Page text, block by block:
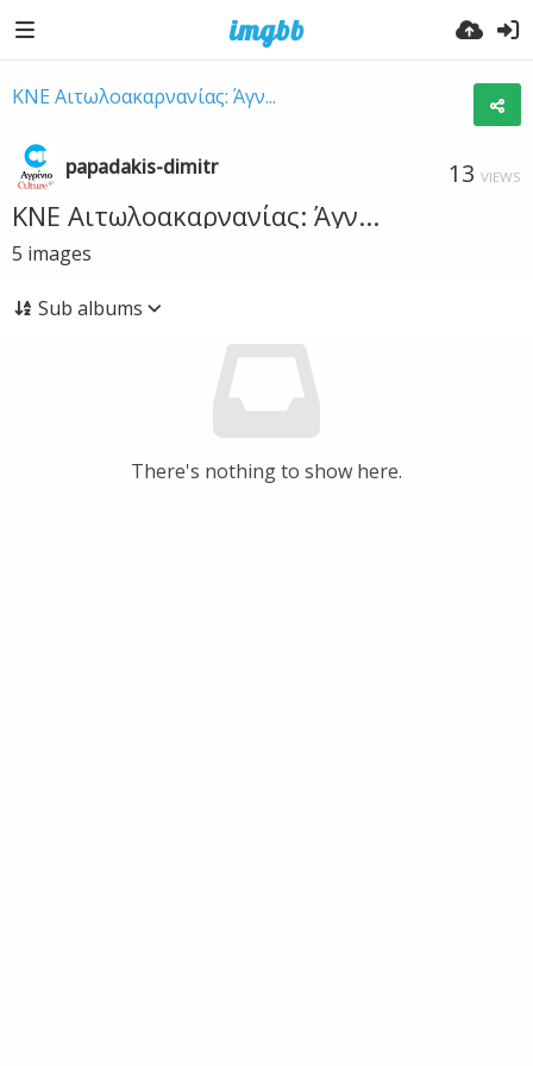
ΚΝΕ Αιτωλοακαρνανίας: Άγν...
papadakis-dimitr 13 VIEWS
ΚΝΕ Αιτωλοακαρνανίας: Άγν...
5 images
Sub albums
There's nothing to show here.